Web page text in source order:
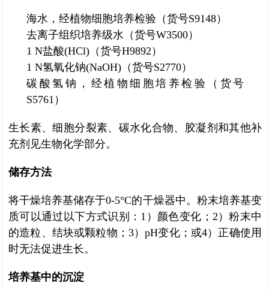
海水，经植物细胞培养检验（货号S9148）
去离子组织培养级水（货号W3500）
1 N盐酸(HCl)（货号H9892）
1 N氢氧化钠(NaOH)（货号S2770）
碳酸氢钠，经植物细胞培养检验（货号
S5761）
生长素、细胞分裂素、碳水化合物、胶凝剂和其他补
充剂见生物化学部分。
储存方法
将干燥培养基储存于0-5°C的干燥器中。粉末培养基变
质可以通过以下方式识别：1）颜色变化；2）粉末中
的造粒、结块或颗粒物；3）pH变化；或4）正确使用
时无法促进生长。
培养基中的沉淀